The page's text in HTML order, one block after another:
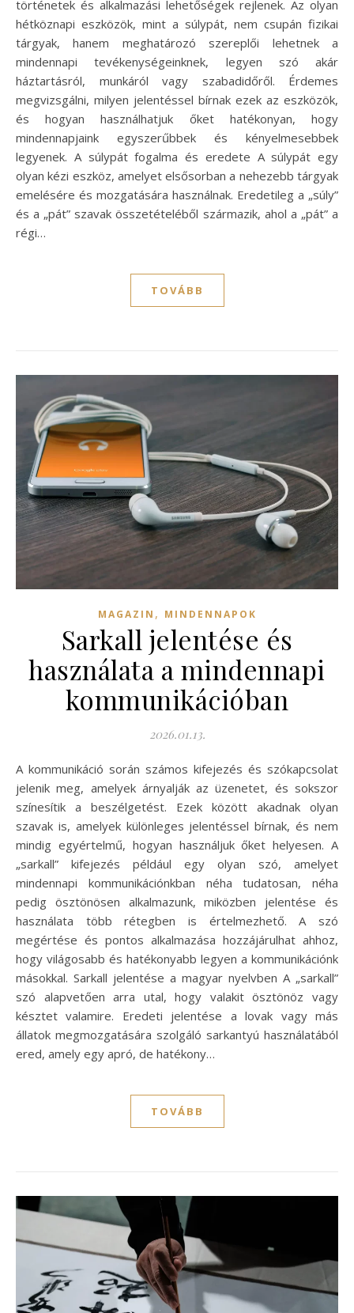
történetek és alkalmazási lehetőségek rejlenek. Az olyan
hétköznapi eszközök, mint a súlypát, nem csupán fizikai
tárgyak, hanem meghatározó szereplői lehetnek a
mindennapi tevékenységeinknek, legyen szó akár
háztartásról, munkáról vagy szabadidőről. Érdemes
megvizsgálni, milyen jelentéssel bírnak ezek az eszközök,
és hogyan használhatjuk őket hatékonyan, hogy
mindennapjaink egyszerűbbek és kényelmesebbek
legyenek. A súlypát fogalma és eredete A súlypát egy
olyan kézi eszköz, amelyet elsősorban a nehezebb tárgyak
emelésére és mozgatására használnak. Eredetileg a „súly”
és a „pát” szavak összetételéből származik, ahol a „pát” a
régi…
TOVÁBB
MAGAZIN , MINDENNAPOK
Sarkall jelentése és
használata a mindennapi
kommunikációban
2026.01.13.
A kommunikáció során számos kifejezés és szókapcsolat
jelenik meg, amelyek árnyalják az üzenetet, és sokszor
színesítik a beszélgetést. Ezek között akadnak olyan
szavak is, amelyek különleges jelentéssel bírnak, és nem
mindig egyértelmű, hogyan használjuk őket helyesen. A
„sarkall” kifejezés például egy olyan szó, amelyet
mindennapi kommunikációnkban néha tudatosan, néha
pedig ösztönösen alkalmazunk, miközben jelentése és
használata több rétegben is értelmezhető. A szó
megértése és pontos alkalmazása hozzájárulhat ahhoz,
hogy világosabb és hatékonyabb legyen a kommunikációnk
másokkal. Sarkall jelentése a magyar nyelvben A „sarkall”
szó alapvetően arra utal, hogy valakit ösztönöz vagy
késztet valamire. Eredeti jelentése a lovak vagy más
állatok megmozgatására szolgáló sarkantyú használatából
ered, amely egy apró, de hatékony…
TOVÁBB